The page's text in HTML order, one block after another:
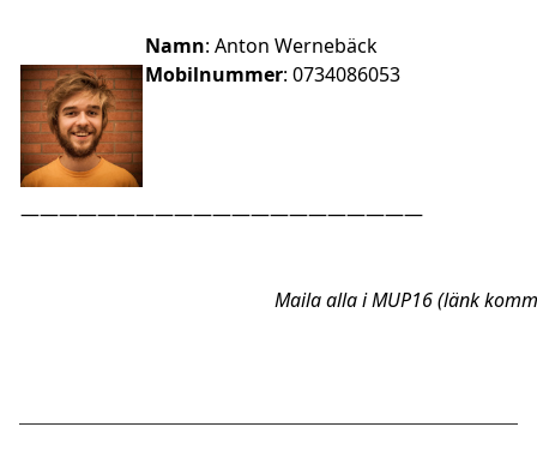
Namn: Anton Wernebäck
Mobilnummer: 0734086053
—————————————————————
Maila alla i MUP16 (länk